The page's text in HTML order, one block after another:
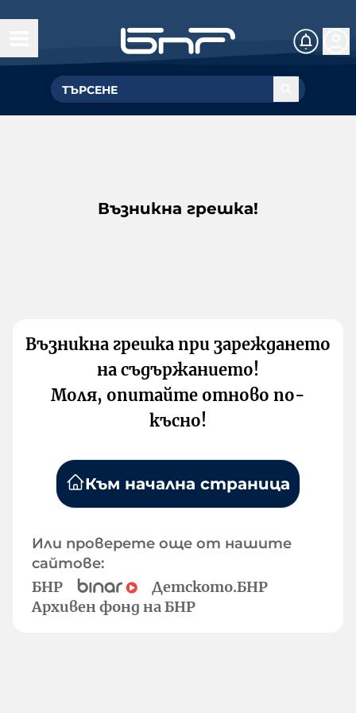
Възникна грешка!
Възникна грешка при зареждането
на съдържанието!
Моля, опитайте отново по-
късно!
Към начална страница
Или проверете още от нашите
сайтове:
БНР
Детското.БНР
Архивен фонд на БНР